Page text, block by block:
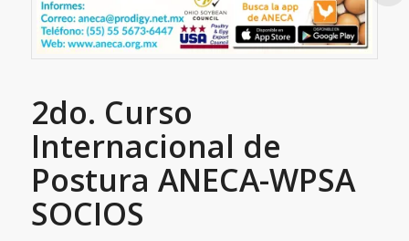
2do. Curso
Internacional de
Postura ANECA-WPSA
SOCIOS